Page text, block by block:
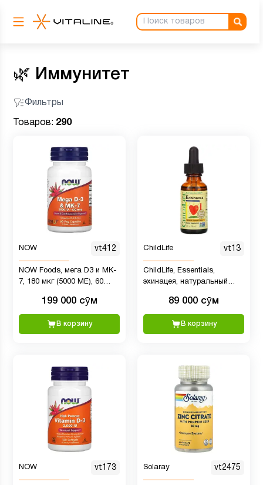
🌿 Иммунитет
Фильтры
Товаров: 290
NOW vt412
NOW Foods, мега D3 и MK-
7, 180 мкг (5000 МЕ), 60
199 000 сӯм
В корзину
ChildLife vt13
ChildLife, Essentials,
эхинацея, натуральный
(1 жидк. унция)
89 000 сӯм
В корзину
NOW vt173 Solaray vt2475